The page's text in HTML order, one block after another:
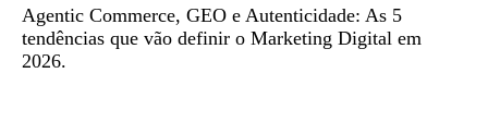
Agentic Commerce, GEO e Autenticidade: As 5
tendências que vão definir o Marketing Digital em
2026.